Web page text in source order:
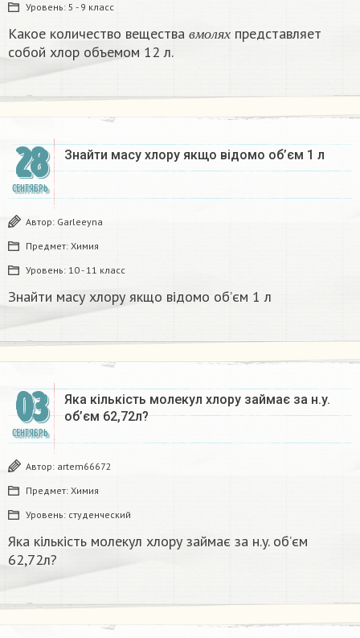
Уровень: 5 - 9 класс
Какое количество вещества вм олях
представляет
собой хлор объемом 12 л.
28
СЕНТЯБРЬ
Знайти масу хлору якщо відомо об’єм 1 л
Автор: Garleeyna
Предмет: Химия
Уровень: 10 - 11 класс
Знайти масу хлору якщо відомо об’єм 1 л
03
СЕНТЯБРЬ
Яка кількість молекул хлору займає за н.y.
об’єм 62,72л?
Автор: artem66672
Предмет: Химия
Уровень: студенческий
Яка кількість молекул хлору займає за н.y. об’єм
62,72л?